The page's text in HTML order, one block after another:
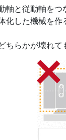
軸と従動軸をつ
化した機械を
ちらかが壊れて